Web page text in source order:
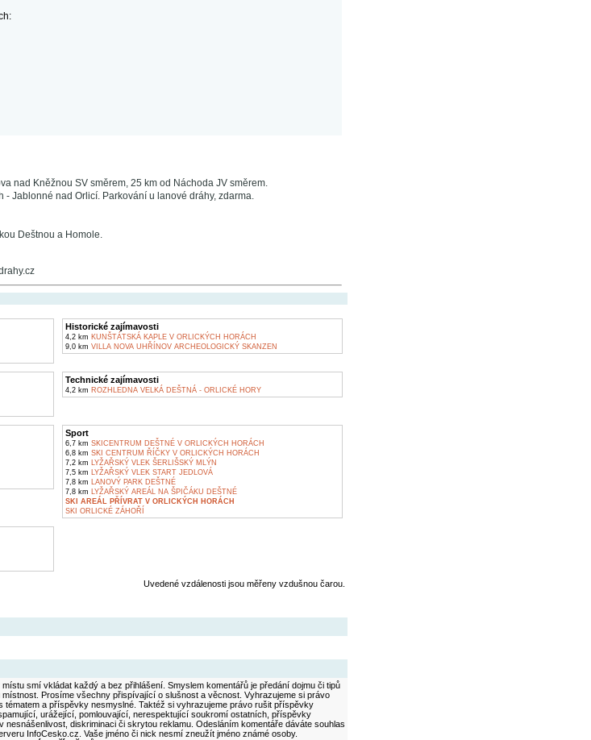
nad Kněžnou SV směrem, 25 km od Náchoda JV směrem.
- Jablonné nad Orlicí. Parkování u lanové dráhy, zdarma.
Deštnou a Homole.
Historické zajímavosti
4,2 km KUNŠTÁTSKÁ KAPLE V ORLICKÝCH HORÁCH
9,0 km VILLA NOVA UHŘÍNOV ARCHEOLOGICKÝ SKANZEN
Technické zajímavosti
4,2 km ROZHLEDNA VELKÁ DEŠTNÁ - ORLICKÉ HORY
Sport
6,7 km SKICENTRUM DEŠTNÉ V ORLICKÝCH HORÁCH
6,8 km SKI CENTRUM ŘÍČKY V ORLICKÝCH HORÁCH
7,2 km LYŽAŘSKÝ VLEK ŠERLIŠSKÝ MLÝN
7,5 km LYŽAŘSKÝ VLEK START JEDLOVÁ
7,8 km LANOVÝ PARK DEŠTNÉ
7,8 km LYŽAŘSKÝ AREÁL NA ŠPIČÁKU DEŠTNÉ
SKI AREÁL PŘÍVRAT V ORLICKÝCH HORÁCH
SKI ORLICKÉ ZÁHOŘÍ
Uvedené vzdálenosti jsou měřeny vzdušnou čarou.
smí vkládat každý a bez přihlášení. Smyslem komentářů je předání dojmu či tipů
Prosíme všechny přispívající o slušnost a věcnost. Vyhrazujeme si právo
a příspěvky nesmyslné. Taktéž si vyhrazujeme právo rušit příspěvky
urážející, pomlouvající, nerespektující soukromí ostatních, příspěvky
nesnášenlivost, diskriminaci či skrytou reklamu. Odesláním komentáře dáváte souhlas
InfoCesko.cz. Vaše jméno či nick nesmí zneužít jméno známé osoby.